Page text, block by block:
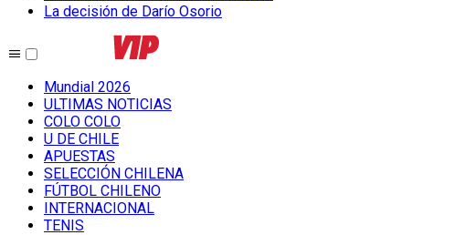
La decisión de Darío Osorio
Mundial 2026
ULTIMAS NOTICIAS
COLO COLO
U DE CHILE
APUESTAS
SELECCIÓN CHILENA
FÚTBOL CHILENO
INTERNACIONAL
TENIS